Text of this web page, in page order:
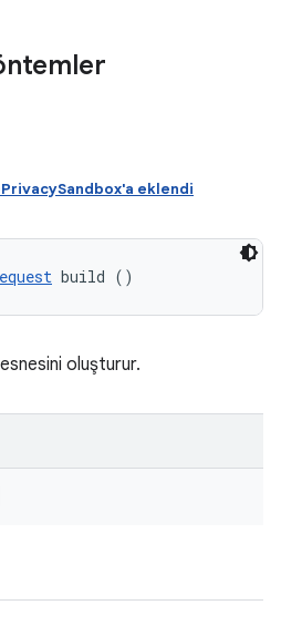
eklendi
build ()
oluşturur.